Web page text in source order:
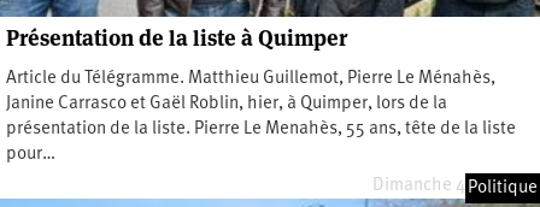
Présentation de la liste à Quimper
Article du Télégramme. Matthieu Guillemot, Pierre Le Ménahès,
Janine Carrasco et Gaël Roblin, hier, à Quimper, lors de la
présentation de la liste. Pierre Le Menahès, 55 ans, tête de la liste
pour…
Dimanche 4 mai 2014
Politique